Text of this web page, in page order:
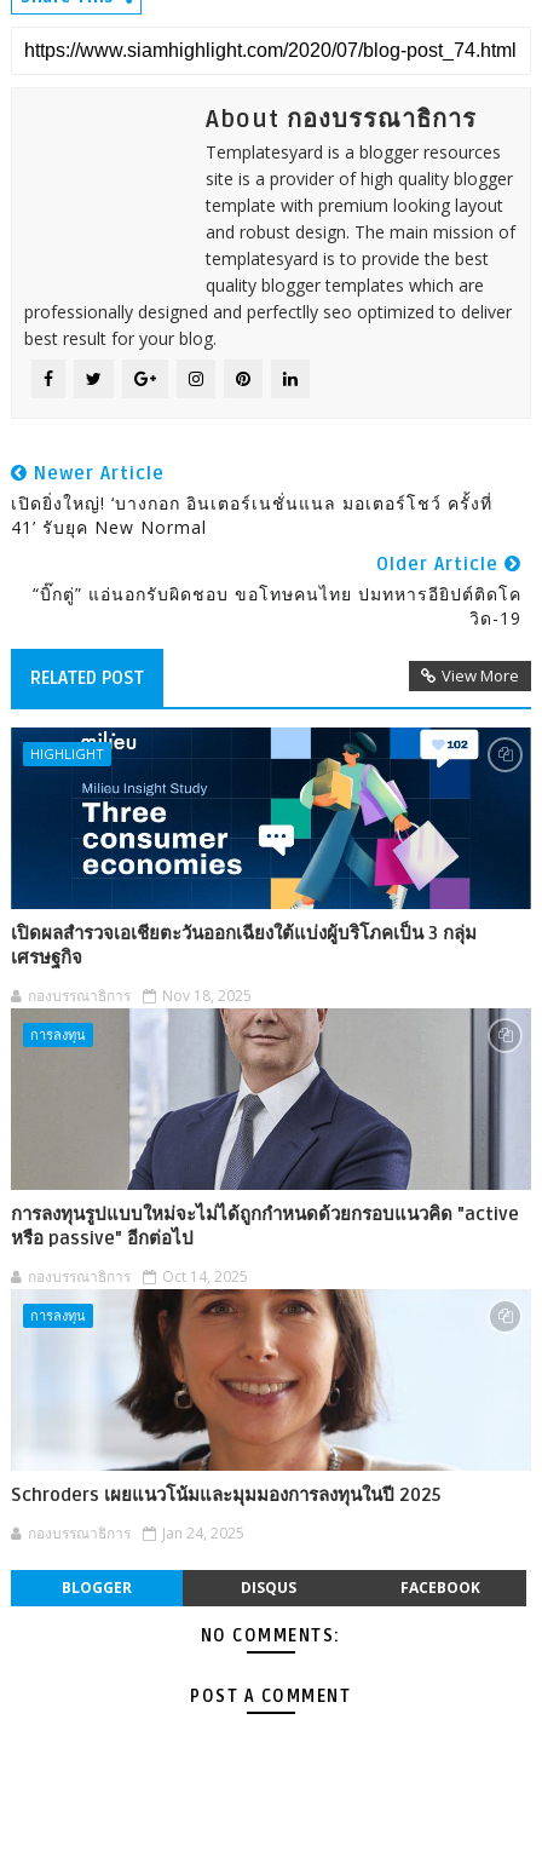
About กองบรรณาธิการ
Templatesyard is a blogger resources
site is a provider of high quality blogger
template with premium looking layout
and robust design. The main mission of
templatesyard is to provide the best
quality blogger templates which are
professionally designed and perfectlly seo optimized to deliver
best result for your blog.
Newer Article
เปิดยิ่งใหญ่! ‘บางกอก อินเตอร์เนชั่นแนล มอเตอร์โชว์ ครั้งที่
41’ รับยุค New Normal
Older Article
“บิ๊กตู่” แอ่นอกรับผิดชอบ ขอโทษคนไทย ปมทหารอียิปต์ติดโค
วิด-19
RELATED POST View More
HIGHLIGHT
เปิดผลสำรวจเอเชียตะวันออกเฉียงใต้แบ่งผู้บริโภคเป็น 3 กลุ่ม
เศรษฐกิจ
กองบรรณาธิการ Nov 18, 2025
การลงทุน
การลงทุนรูปแบบใหม่จะไม่ได้ถูกกำหนดด้วยกรอบแนวคิด "active
หรือ passive" อีกต่อไป
กองบรรณาธิการ Oct 14, 2025
การลงทุน
Schroders เผยแนวโน้มและมุมมองการลงทุนในปี 2025
กองบรรณาธิการ Jan 24, 2025
BLOGGER DISQUS FACEBOOK
NO COMMENTS:
POST A COMMENT